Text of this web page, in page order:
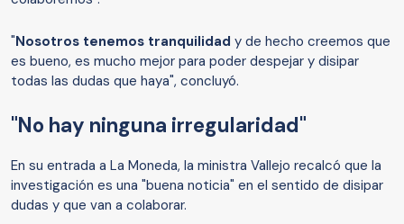
"Nosotros tenemos tranquilidad y de hecho creemos que
es bueno, es mucho mejor para poder despejar y disipar
todas las dudas que haya", concluyó.
"No hay ninguna irregularidad"
En su entrada a La Moneda, la ministra Vallejo recalcó que la
investigación es una "buena noticia" en el sentido de disipar
dudas y que van a colaborar.